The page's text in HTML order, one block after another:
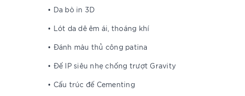
• Da bò in 3D
• Lót da dê êm ái, thoáng khí
• Đánh màu thủ công patina
• Đế IP siêu nhẹ chống trượt Gravity
• Cấu trúc đế Cementing